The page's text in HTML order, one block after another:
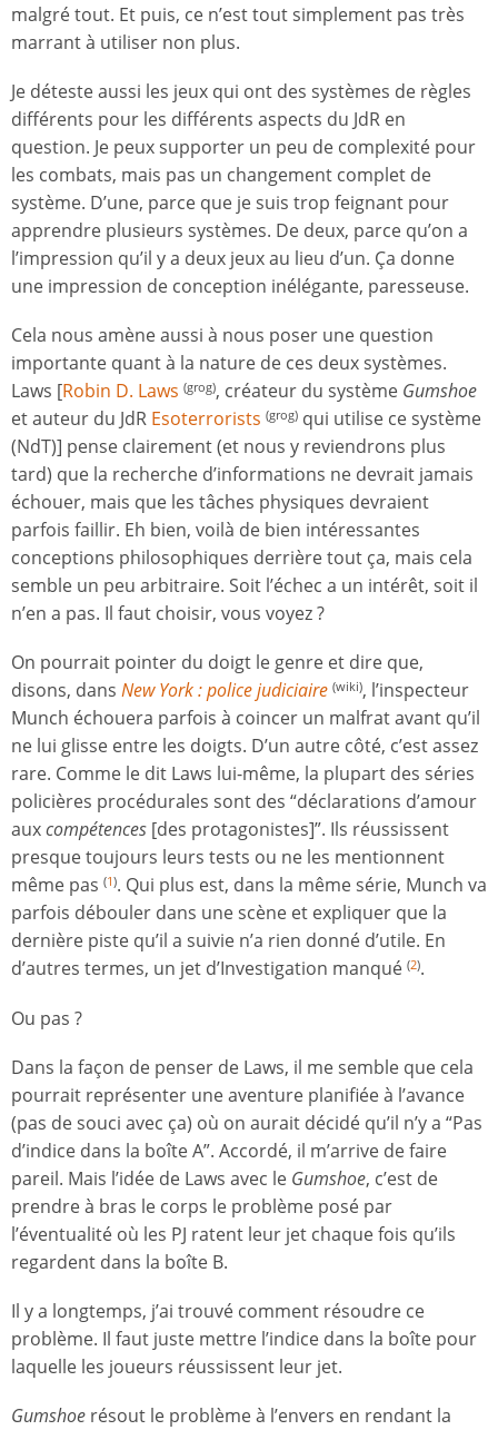
malgré tout. Et puis, ce n’est tout simplement pas très
marrant à utiliser non plus.
Je déteste aussi les jeux qui ont des systèmes de règles
différents pour les différents aspects du JdR en
question. Je peux supporter un peu de complexité pour
les combats, mais pas un changement complet de
système. D’une, parce que je suis trop feignant pour
apprendre plusieurs systèmes. De deux, parce qu’on a
l’impression qu’il y a deux jeux au lieu d’un. Ça donne
une impression de conception inélégante, paresseuse.
Cela nous amène aussi à nous poser une question
importante quant à la nature de ces deux systèmes.
Laws [Robin D. Laws (grog), créateur du système Gumshoe
et auteur du JdR Esoterrorists (grog) qui utilise ce système
(NdT)] pense clairement (et nous y reviendrons plus
tard) que la recherche d’informations ne devrait jamais
échouer, mais que les tâches physiques devraient
parfois faillir. Eh bien, voilà de bien intéressantes
conceptions philosophiques derrière tout ça, mais cela
semble un peu arbitraire. Soit l’échec a un intérêt, soit il
n’en a pas. Il faut choisir, vous voyez ?
On pourrait pointer du doigt le genre et dire que,
disons, dans New York : police judiciaire (wiki), l’inspecteur
Munch échouera parfois à coincer un malfrat avant qu’il
ne lui glisse entre les doigts. D’un autre côté, c’est assez
rare. Comme le dit Laws lui-même, la plupart des séries
policières procédurales sont des “déclarations d’amour
auxcompétences [des protagonistes]”. Ils réussissent
presque toujours leurs tests ou ne les mentionnent
même pas (1). Qui plus est, dans la même série, Munch va
parfois débouler dans une scène et expliquer que la
dernière piste qu’il a suivie n’a rien donné d’utile. En
d’autres termes, un jet d’Investigation manqué (2).
Ou pas ?
Dans la façon de penser de Laws, il me semble que cela
pourrait représenter une aventure planifiée à l’avance
(pas de souci avec ça) où on aurait décidé qu’il n’y a “Pas
d’indice dans la boîte A”. Accordé, il m’arrive de faire
pareil. Mais l’idée de Laws avec le Gumshoe, c’est de
prendre à bras le corps le problème posé par
l’éventualité où les PJ ratent leur jet chaque fois qu’ils
regardent dans la boîte B.
Il y a longtemps, j’ai trouvé comment résoudre ce
problème. Il faut juste mettre l’indice dans la boîte pour
laquelle les joueurs réussissent leur jet.
Gumshoe résout le problème à l’envers en rendant la